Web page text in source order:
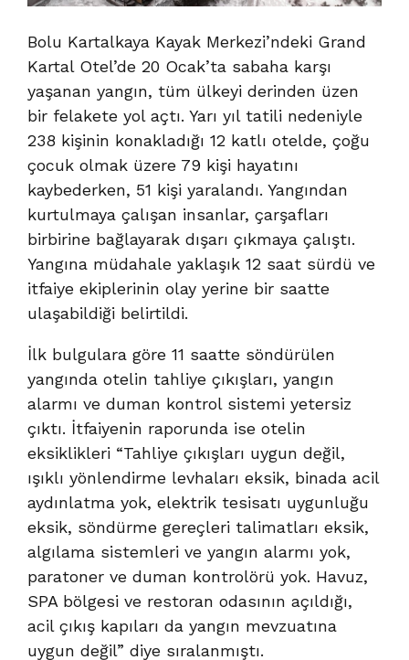
Bolu Kartalkaya Kayak Merkezi’ndeki Grand
Kartal Otel’de 20 Ocak’ta sabaha karşı
yaşanan yangın, tüm ülkeyi derinden üzen
bir felakete yol açtı. Yarı yıl tatili nedeniyle
238 kişinin konakladığı 12 katlı otelde, çoğu
çocuk olmak üzere 79 kişi hayatını
kaybederken, 51 kişi yaralandı. Yangından
kurtulmaya çalışan insanlar, çarşafları
birbirine bağlayarak dışarı çıkmaya çalıştı.
Yangına müdahale yaklaşık 12 saat sürdü ve
itfaiye ekiplerinin olay yerine bir saatte
ulaşabildiği belirtildi.
İlk bulgulara göre 11 saatte söndürülen
yangında otelin tahliye çıkışları, yangın
alarmı ve duman kontrol sistemi yetersiz
çıktı. İtfaiyenin raporunda ise otelin
eksiklikleri “Tahliye çıkışları uygun değil,
ışıklı yönlendirme levhaları eksik, binada acil
aydınlatma yok, elektrik tesisatı uygunluğu
eksik, söndürme gereçleri talimatları eksik,
algılama sistemleri ve yangın alarmı yok,
paratoner ve duman kontrolörü yok. Havuz,
SPA bölgesi ve restoran odasının açıldığı,
acil çıkış kapıları da yangın mevzuatına
uygun değil” diye sıralanmıştı.